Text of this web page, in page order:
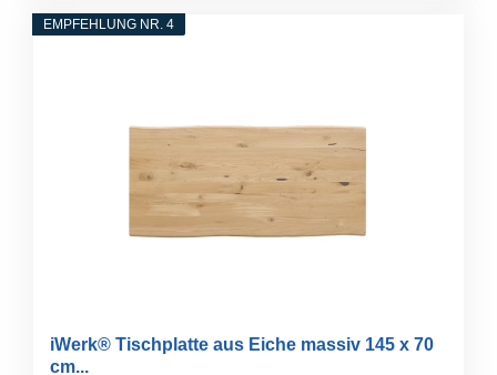
EMPFEHLUNG NR. 4
iWerk® Tischplatte aus Eiche massiv 145 x 70
cm...